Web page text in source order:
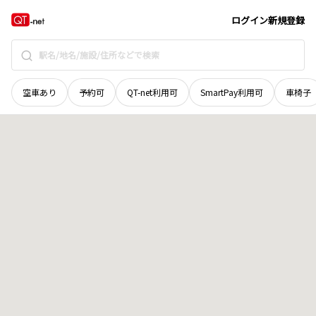
ログイン新規登録
空車あり 予約可 QT-net利用可 SmartPay利用可 車椅子
和歌山県